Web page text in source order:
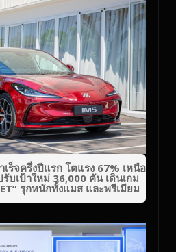
ร็จครึ่งปีแรก โตแรง 67% เหนือ
บเป้าใหม่ 36,000 คัน เดินเกม
รุกหนักทั้งแมส และพรีเมียม